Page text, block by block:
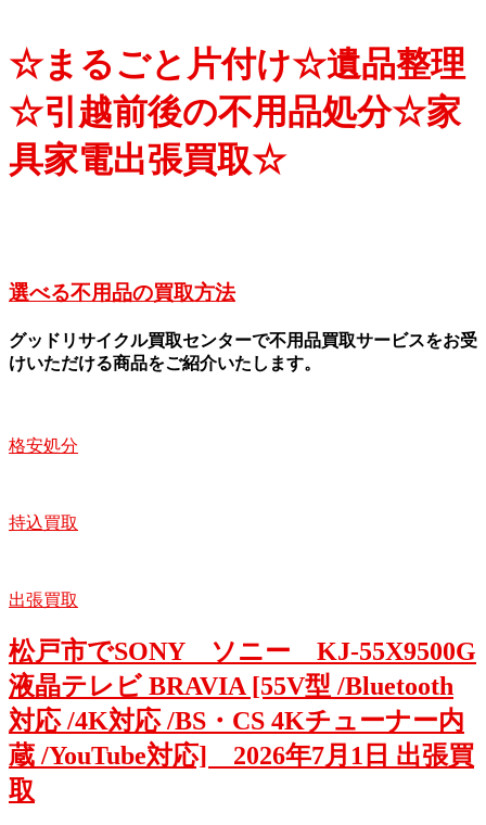
☆まるごと片付け☆遺品整理
☆引越前後の不用品処分☆家
具家電出張買取☆
選べる不用品の買取方法
グッドリサイクル買取センターで不用品買取サービスをお受
けいただける商品をご紹介いたします。
格安処分
持込買取
出張買取
松戸市でSONY ソニー KJ-55X9500G
液晶テレビ BRAVIA [55V型 /Bluetooth
対応 /4K対応 /BS・CS 4Kチューナー内
蔵 /YouTube対応] 2026年7月1日 出張買
取